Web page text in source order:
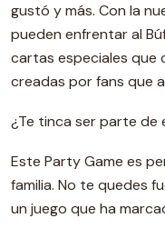
gustó y más. Con la
pueden enfrentar al
cartas especiales que
creadas por fans que
¿Te tinca ser parte de
Este Party Game es
familia. No te quedes
un juego que ha